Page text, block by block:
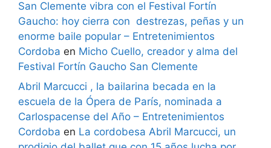
San Clemente vibra con el Festival Fortín
Gaucho: hoy cierra con destrezas, peñas y un
enorme baile popular – Entretenimientos
Cordoba en Micho Cuello, creador y alma del
Festival Fortín Gaucho San Clemente
Abril Marcucci , la bailarina becada en la
escuela de la Ópera de París, nominada a
Carlospacense del Año – Entretenimientos
Cordoba en La cordobesa Abril Marcucci, un